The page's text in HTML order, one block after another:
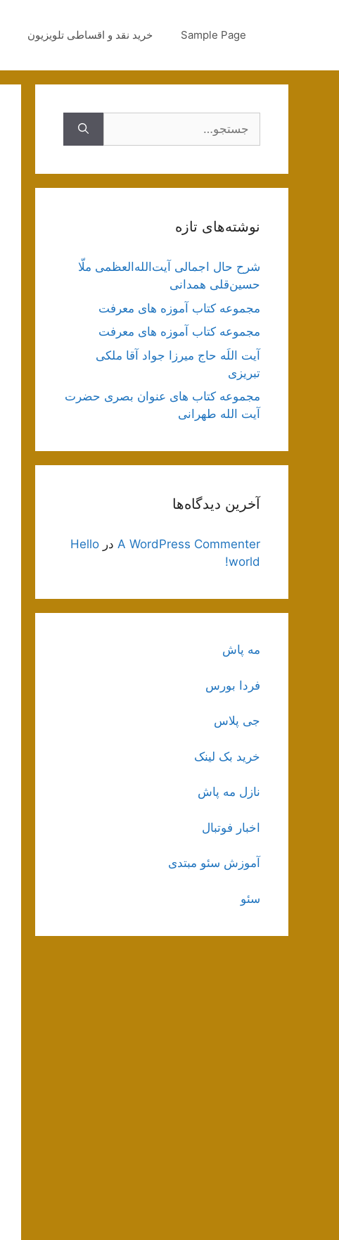
Sample Page خرید نقد و اقساطی تلویزیون
نوشته‌های تازه
شرح حال اجمالی آیت‌الله‌العظمی ملّا
حسین‌قلی همدانی
مجموعه کتاب آموزه های معرفت
مجموعه کتاب آموزه های معرفت
آیت اللَه حاج میرزا جواد آقا ملکی
تبریزی
مجموعه کتاب های عنوان بصری حضرت
آیت الله طهرانی
آخرین دیدگاه‌ها
A WordPress Commenter در Hello
world!
مه پاش
فردا بورس
جی پلاس
خرید بک لینک
نازل مه پاش
اخبار فوتبال
آموزش سئو مبتدی
سئو